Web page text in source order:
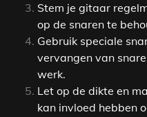
Stem je gitaar
op de snaren te
Gebruik speciale
vervangen van
werk.
Let op de dikte en
kan invloed hebben